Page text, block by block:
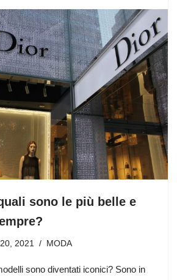
sono le più belle e
2021 MODA
sono diventati iconici? Sono in